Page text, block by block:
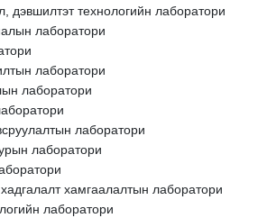
дэвшилтэт технологийн лаборатори
лаборатори
лаборатори
лаборатори
лаборатори
лаборатори
хамгаалалтын лаборатори
лаборатори